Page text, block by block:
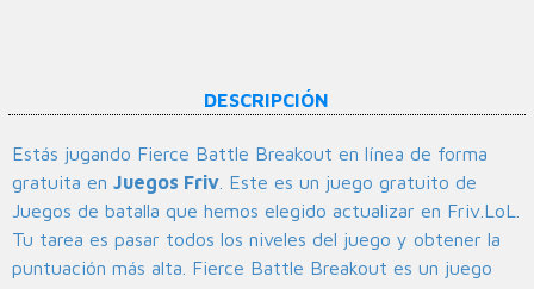
DESCRIPCIÓN
Estás jugando Fierce Battle Breakout en línea de forma
gratuita en Juegos Friv . Este es un juego gratuito de
Juegos de batalla que hemos elegido actualizar en Friv.LoL.
Tu tarea es pasar todos los niveles del juego y obtener la
puntuación más alta. Fierce Battle Breakout es un juego